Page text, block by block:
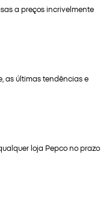
a preços incrivelmente
as últimas tendências e
loja Pepco no prazo